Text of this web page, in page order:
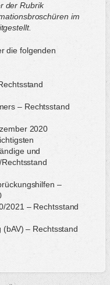
der Rubrik
im
die folgenden
– Rechtsstand
2020
und
–
2021 – Rechtsstand
(bAV) – Rechtsstand